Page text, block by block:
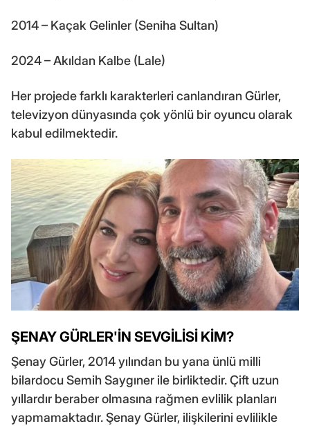
2014 – Kaçak Gelinler (Seniha Sultan)
2024 – Akıldan Kalbe (Lale)
Her projede farklı karakterleri canlandıran Gürler,
televizyon dünyasında çok yönlü bir oyuncu olarak
kabul edilmektedir.
ŞENAY GÜRLER'İN SEVGİLİSİ KİM?
Şenay Gürler, 2014 yılından bu yana ünlü milli
bilardocu Semih Saygıner ile birliktedir. Çift uzun
yıllardır beraber olmasına rağmen evlilik planları
yapmamaktadır. Şenay Gürler, ilişkilerini evlilikle